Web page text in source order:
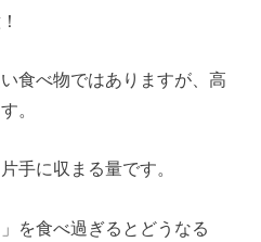
食べ物ではありますが、高
。
手に収まる量です。
を食べ過ぎるとどうなる